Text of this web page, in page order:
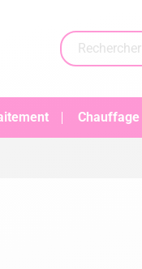
Chauffage